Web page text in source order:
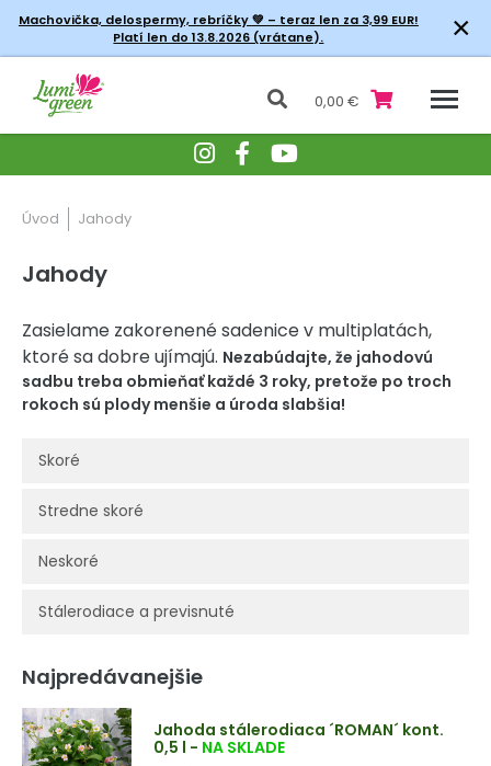
Machovička, delospermy, rebríčky💚 – teraz len za 3,99 EUR!
Platí len do 13.8.2026 (vrátane).
×
0,00 €
Úvod Jahody
Jahody
Zasielame zakorenené sadenice v multiplatách,
ktoré sa dobre ujímajú. Nezabúdajte, že jahodovú
sadbu treba obmieňať každé 3 roky, pretože po troch
rokoch sú plody menšie a úroda slabšia!
Skoré
Stredne skoré
Neskoré
Stálerodiace a previsnuté
Najpredávanejšie
Jahoda stálerodiaca ´ROMAN´ kont.
0,5 l - NA SKLADE